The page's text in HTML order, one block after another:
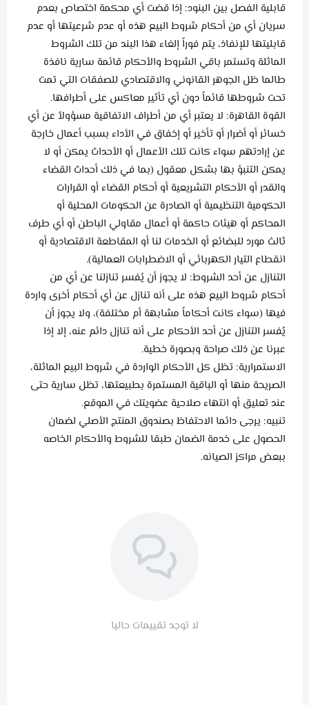
قابلية الفصل بين البنود: إذا قضت أي محكمة اختصاص بعدم
سريان أي من أحكام شروط البيع هذه أو عدم شرعيتها أو عدم
قابليتها للإنفاذ، يتم فوراً إلغاء هذا البند من تلك الشروط
الماثلة وتستمر باقي الشروط والأحكام قائمة سارية نافذة
طالما ظل الجوهر القانوني والاقتصادي للصفقات التي تمت
تحت شروطها قائماً دون أي تأثير معاكس على أطرافها.
القوة القاهرة: لا يعتبر أي من أطراف الاتفاقية مسؤولاً عن أي
خسائر أو أضرار أو تأخير أو إخفاق في الأداء بسبب أعمال خارجة
عن إرادتهم سواء كانت تلك الأعمال أو الأحداث يمكن أو لا
يمكن التنبؤ بها بشكل معقول (بما في ذلك أحداث القضاء
والقدر أو الأحكام التشريعية أو أحكام القضاء أو القرارات
الحكومية التنظيمية أو الصادرة عن الحكومات المحلية أو
المحاكم أو هيئات حاكمة أو أعمال مقاولي الباطن أو أي طرف
ثالث مورد للبضائع أو الخدمات لنا أو المقاطعة الاقتصادية أو
انقطاع التيار الكهربائي أو الاضطرابات العمالية).
التنازل عن أحد الشروط: لا يجوز أن يُفسر تنازلنا عن أي من
أحكام شروط البيع هذه على أنه تنازل عن أي أحكام أخرى واردة
فيها (سواء كانت أحكاماً مشابهة أم مختلفة)، ولا يجوز أن
يُفسر التنازل عن أحد الأحكام على أنه تنازل دائم عنه، إلا إذا
عبرنا عن ذلك صراحة وبصورة خطية.
الاستمرارية: تظل كل الأحكام الواردة في شروط البيع الماثلة،
الصريحة منها أو الباقية المستمرة بطبيعتها، تظل سارية حتى
عند تعليق أو انتهاء صلاحية عضويتك في الموقع.
تنبيه: يرجى دائما الاحتفاظ بصندوق المنتج الأصلي لضمان
الحصول على خدمة الضمان طبقا للشروط والأحكام الخاصه
ببعض مراكز الصيانه.
لا توجد تقييمات حاليا